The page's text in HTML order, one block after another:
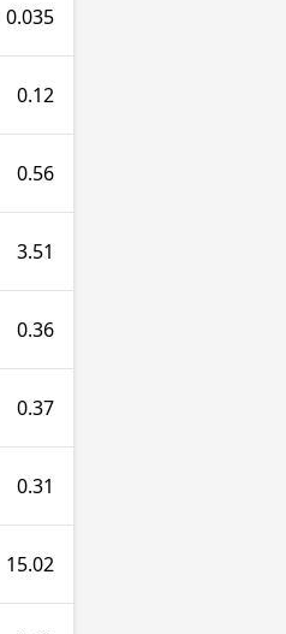
0.035
0.12
0.56
3.51
0.36
0.37
0.31
15.02